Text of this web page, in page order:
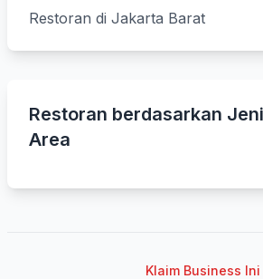
Restoran di Jakarta Barat
Restoran berdasarkan
Area
Klaim Business Ini